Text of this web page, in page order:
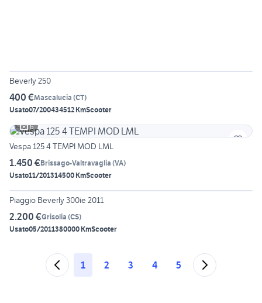
Beverly 250
400 €Mascalucia (CT)
Usato07/200434512 KmScooter
6
Vespa 125 4 TEMPI MOD LML
1.450 €Brissago-Valtravaglia (VA)
Usato11/201314500 KmScooter
5
Piaggio Beverly 300ie 2011
2.200 €Grisolia (CS)
Usato05/2011380000 KmScooter
1 2 3 4 5